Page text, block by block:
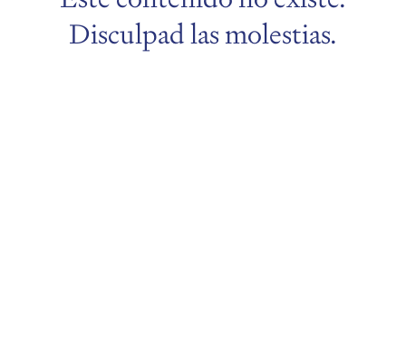
Disculpad las molestias.